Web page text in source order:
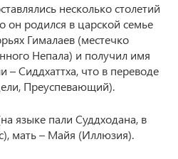
несколько столетий
он родился в царской семье
Гималаев (местечко
Непала) и получил имя
– Сиддхаттха, что в переводе
Преуспевающий).
языке пали Суддходана, в
мать – Майя (Иллюзия).